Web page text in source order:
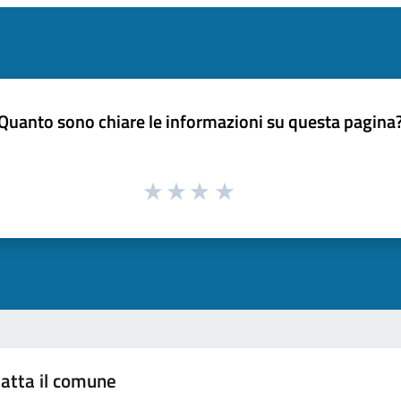
sono chiare le informazioni su questa
il comune